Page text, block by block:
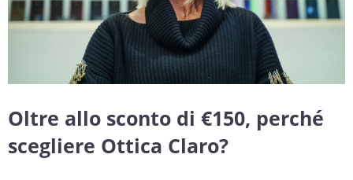
Oltre allo sconto di €150, perché
scegliere Ottica Claro?